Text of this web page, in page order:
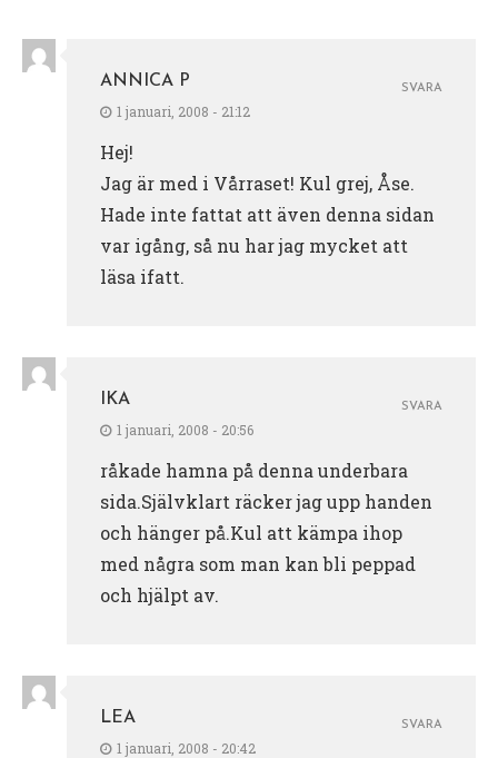
ANNICA P
1 januari, 2008 - 21:12
Hej!
Jag är med i Vårraset! Kul grej, Åse.
Hade inte fattat att även denna sidan
var igång, så nu har jag mycket att
läsa ifatt.
SVARA
IKA
1 januari, 2008 - 20:56
råkade hamna på denna underbara
sida.Självklart räcker jag upp handen
och hänger på.Kul att kämpa ihop
med några som man kan bli peppad
och hjälpt av.
SVARA
LEA
1 januari, 2008 - 20:42
SVARA